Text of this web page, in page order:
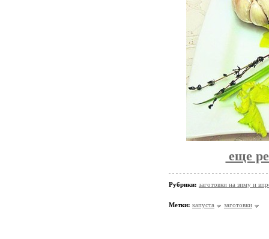
еще
Рубрики: заготовки на зиму и
Метки: капуста заготовки